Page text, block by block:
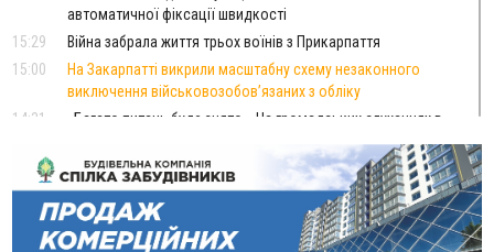
автоматичної фіксації швидкості
15:29
Війна забрала життя трьох воїнів з Прикарпаття
15:00
На Закарпатті викрили масштабну схему незаконного
виключення військовозобов’язаних з обліку
14:31
«Багато питань буде знято». На громадських слуханнях в
Яремче обговорили, як вирішити питання джипінгу в
Карпатах
13:54
5 «тихих» хвороб, які виявляє профілактичне обстеження
13:30
ФОТО На Надрічній тривають останні приготування до
нового руху